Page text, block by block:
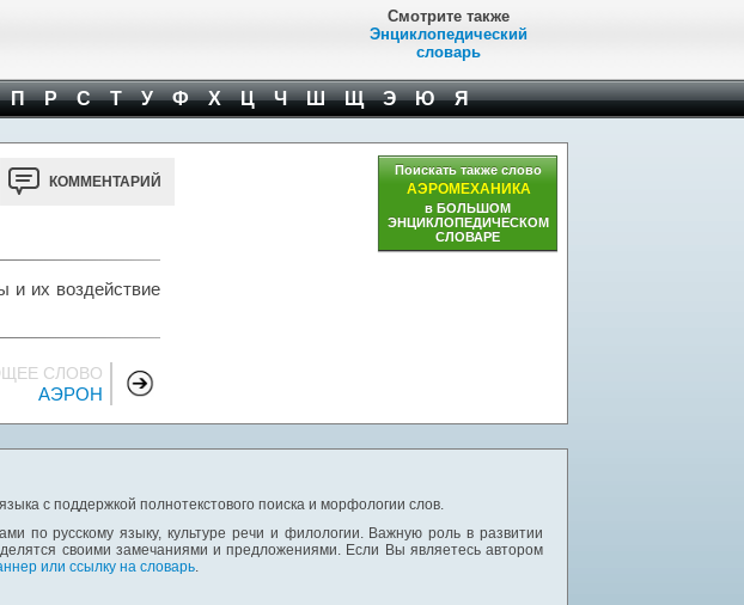
Смотрите также
Энциклопедический
словарь
П Р С Т У Ф Х Ц Ч Ш Щ Э Ю Я
КОММЕНТАРИЙ
и их воздействие
СЛОВО
АЭРОН
Поискать также слово
АЭРОМЕХАНИКА
в БОЛЬШОМ
ЭНЦИКЛОПЕДИЧЕСКОМ
СЛОВАРЕ
с поддержкой полнотекстового поиска и морфологии слов.
по русскому языку, культуре речи и филологии. Важную роль в развитии
своими замечаниями и предложениями. Если Вы являетесь автором
или ссылку на словарь.